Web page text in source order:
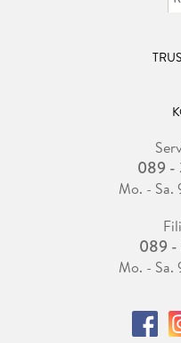
089 -
Mo. - Sa.
089 -
Mo. - Sa.